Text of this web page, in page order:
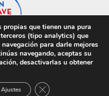
que tienen una pura
(tipo analytics) que
para darle mejores
navegando, aceptas su
desactivarlas u obtener
Ajustes Cerrar el banner de